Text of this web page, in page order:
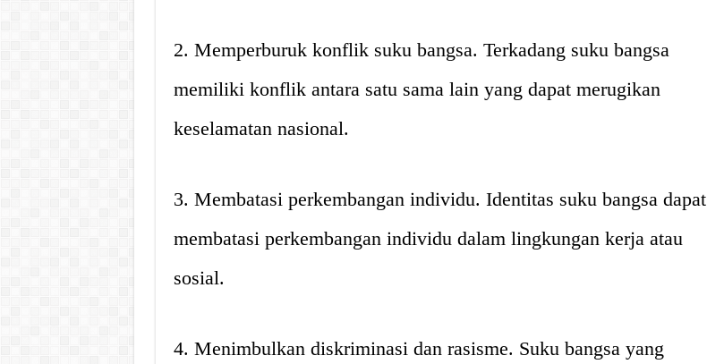
2. Memperburuk konflik suku bangsa. Terkadang suku bangsa
memiliki konflik antara satu sama lain yang dapat merugikan
keselamatan nasional.
3. Membatasi perkembangan individu. Identitas suku bangsa dapat
membatasi perkembangan individu dalam lingkungan kerja atau
sosial.
4. Menimbulkan diskriminasi dan rasisme. Suku bangsa yang